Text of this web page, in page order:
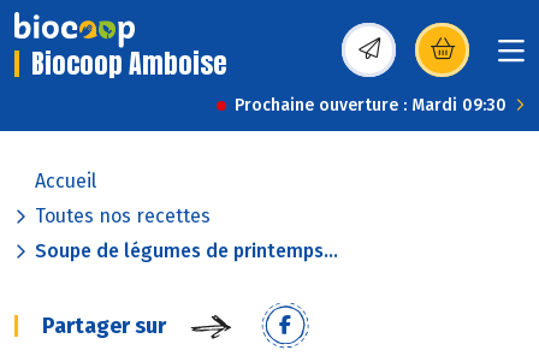
Biocoop Amboise (s’ouvre dans une
Prochaine ouverture : Mardi 09:30
Accueil
Toutes nos recettes
Soupe de légumes de printemps...
Partager sur